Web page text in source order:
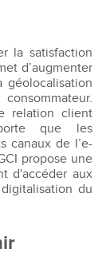
la satisfaction
d’augmenter
géolocalisation
relation client
que les
canaux de l’e-
propose une
d'accéder aux
du